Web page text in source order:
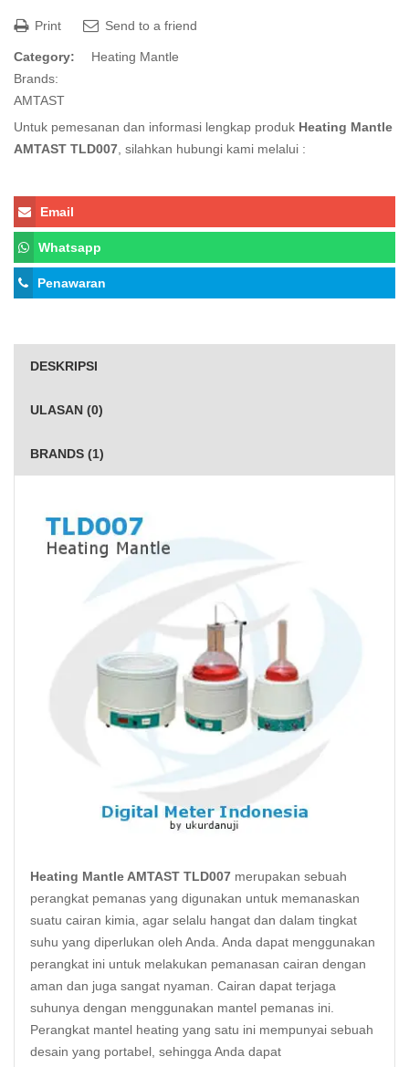
Print Send to a friend
Category:
Heating Mantle
Brands:
AMTAST
Untuk pemesanan dan informasi lengkap produk Heating Mantle
AMTAST TLD007 , silahkan hubungi kami melalui :
Email
Whatsapp
Penawaran
DESKRIPSI
ULASAN (0)
BRANDS (1)
Heating Mantle AMTAST TLD007 merupakan sebuah
perangkat pemanas yang digunakan untuk memanaskan
suatu cairan kimia, agar selalu hangat dan dalam tingkat
suhu yang diperlukan oleh Anda. Anda dapat menggunakan
perangkat ini untuk melakukan pemanasan cairan dengan
aman dan juga sangat nyaman. Cairan dapat terjaga
suhunya dengan menggunakan mantel pemanas ini.
Perangkat mantel heating yang satu ini mempunyai sebuah
desain yang portabel, sehingga Anda dapat